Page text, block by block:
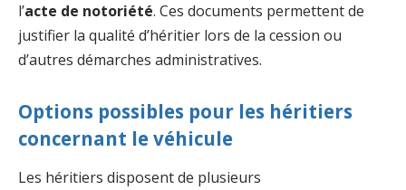
l’acte de notoriété. Ces documents permettent de
justifier la qualité d’héritier lors de la cession ou
d’autres démarches administratives.
Options possibles pour les héritiers
concernant le véhicule
Les héritiers disposent de plusieurs